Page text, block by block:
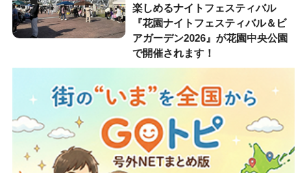
楽しめるナイトフェスティバル
『花園ナイトフェスティバル＆ビ
アガーデン2026』が花園中央公園
で開催されます！